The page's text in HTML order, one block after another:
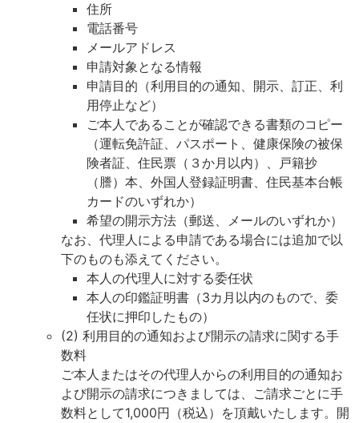
住所
電話番号
メールアドレス
申請対象となる情報
申請目的（利用目的の通知、開示、訂正、利
用停止など）
ご本人であることが確認できる書類のコピー
（運転免許証、パスポート、健康保険の被保
険者証、住民票（３か月以内）、戸籍抄
（謄）本、外国人登録証明書、住民基本台帳
カードのいずれか）
希望の開示方法（郵送、メールのいずれか）
なお、代理人による申請である場合には追加で以
下のものも添えてください。
本人の代理人に対する委任状
本人の印鑑証明書（3カ月以内のもので、委
任状に押印したもの）
(2) 利用目的の通知および開示の請求に関する手
数料
ご本人またはその代理人からの利用目的の通知お
よび開示の請求につきましては、ご請求ごとに手
数料として1,000円（税込）を頂戴いたします。開